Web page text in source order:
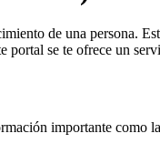
de una persona.
se te ofrece un
importante como